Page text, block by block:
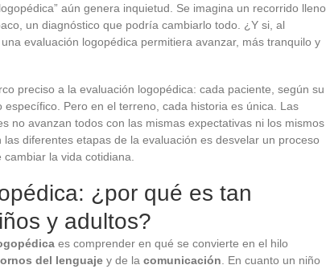
aún genera inquietud. Se imagina un recorrido lleno
un diagnóstico que podría cambiarlo todo. ¿Y si, al
evaluación logopédica permitiera avanzar, más tranquilo y
preciso a la evaluación logopédica: cada paciente, según su
Pero en el terreno, cada historia es única. Las
no avanzan todos con las mismas expectativas ni los mismos
diferentes etapas de la evaluación es desvelar un proceso
la vida cotidiana.
¿por qué es tan
y adultos?
es comprender en qué se convierte en el hilo
del lenguaje y de la comunicación . En cuanto un niño